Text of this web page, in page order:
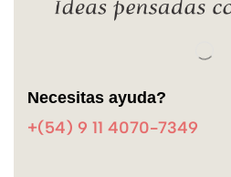
Necesitas ayuda?
+(54) 9 11 4070-7349